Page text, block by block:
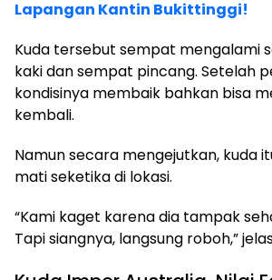
Lapangan Kantin Bukittinggi!
Kuda tersebut sempat mengalami
kaki dan sempat pincang. Setelah
kondisinya membaik bahkan bisa
kembali.
Namun secara mengejutkan, kuda
mati seketika di lokasi.
“Kami kaget karena dia tampak
Tapi siangnya, langsung roboh,”